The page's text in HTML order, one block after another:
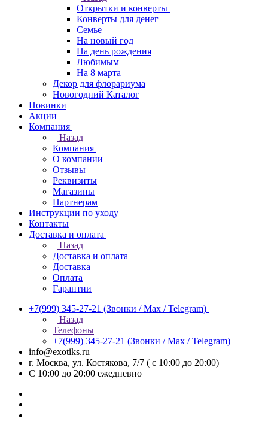
Открытки и конверты
Конверты для денег
Семье
На новый год
На день рождения
Любимым
На 8 марта
Декор для флорариума
Новогодний Каталог
Новинки
Акции
Компания
Назад
Компания
О компании
Отзывы
Реквизиты
Магазины
Партнерам
Инструкции по уходу
Контакты
Доставка и оплата
Назад
Доставка и оплата
Доставка
Оплата
Гарантии
+7(999) 345-27-21 (Звонки / Max / Telegram)
Назад
Телефоны
+7(999) 345-27-21 (Звонки / Max / Telegram)
info@exotiks.ru
г. Москва, ул. Костякова, 7/7 ( с 10:00 до 20:00)
С 10:00 до 20:00 ежедневно